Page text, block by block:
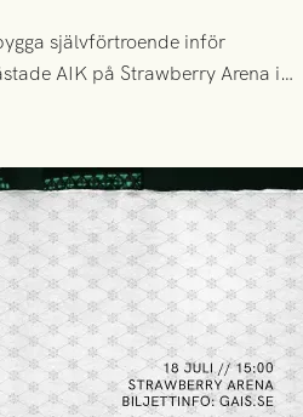
självförtroende inför
AIK på Strawberry Arena i
hotande i första halvlek av